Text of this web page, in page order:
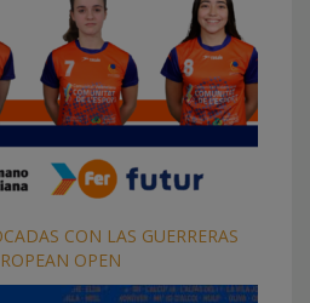
CON LAS GUERRERAS
OPEN